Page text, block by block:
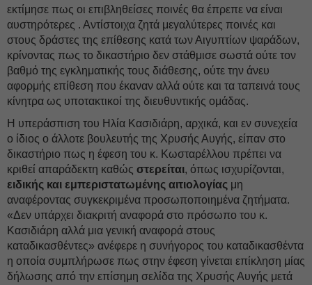
εκτίμησε πως οι επιβληθείσες ποινές θα έπρεπε να είναι
αυστηρότερες . Αντίστοιχα ζητά μεγαλύτερες ποινές και
στους δράστες της επίθεσης κατά των Αιγυπτίων ψαράδων,
κρίνοντας πως το δικαστήριο δεν στάθμισε σωστά ούτε τον
βαθμό της εγκληματικής τους διάθεσης, ούτε την άνευ
αφορμής επίθεση που έκαναν αλλά ούτε και τα ταπεινά τους
κίνητρα ως υποτακτικοί της διευθυντικής ομάδας.
Η υπεράσπιση του Ηλία Κασιδιάρη, αρχικά, και εν συνεχεία
ο ίδιος ο άλλοτε βουλευτής της Χρυσής Αυγής, είπαν στο
δικαστήριο πως η έφεση του κ. Κωσταρέλλου πρέπει να
κριθεί απαράδεκτη καθώς στερείται, όπως ισχυρίζονται,
ειδικής και εμπεριστατωμένης αιτιολογίας μη
αναφέροντας συγκεκριμένα προσωποποιημένα ζητήματα.
«Δεν υπάρχει διακριτή αναφορά στο πρόσωπο του κ.
Κασιδιάρη αλλά μια γενική αναφορά στους
καταδικασθέντες» ανέφερε η συνήγορος του καταδικασθέντα
η οποία συμπλήρωσε πως στην έφεση γίνεται επίκληση μίας
δήλωσης από την επίσημη σελίδα της Χρυσής Αυγής μετά